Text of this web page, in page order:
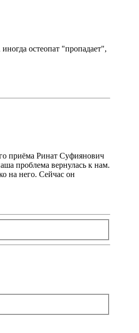
остеопат "пропадает",
приёма Ринат Суфиянович
проблема вернулась к нам.
на него. Сейчас он